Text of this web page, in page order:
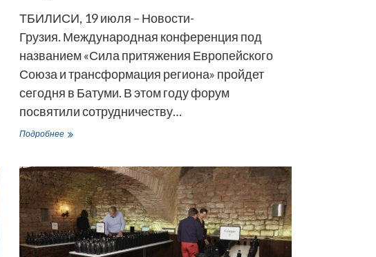
ТБИЛИСИ, 19 июля – Новости-
Грузия. Международная конференция под
названием «Сила притяжения Европейского
Союза и трансформация региона» пройдет
сегодня в Батуми. В этом году форум
посвятили сотрудничеству…
ПодробнееМеждународная
участием
лидеров
Грузии,
Молдовы,
Украины
и
ЕС